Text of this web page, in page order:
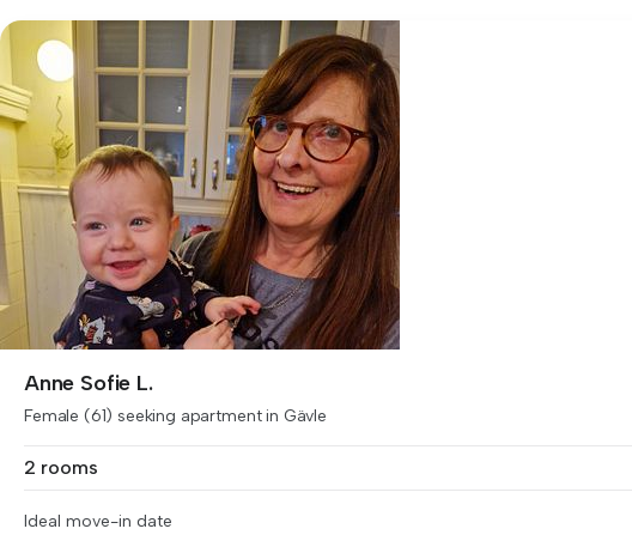
Anne Sofie L.
Female (61) seeking apartment in Gävle
2 rooms
Ideal move-in date